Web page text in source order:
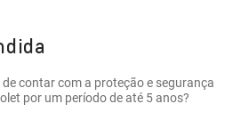
contar com a proteção e segurança
por um período de até 5 anos?